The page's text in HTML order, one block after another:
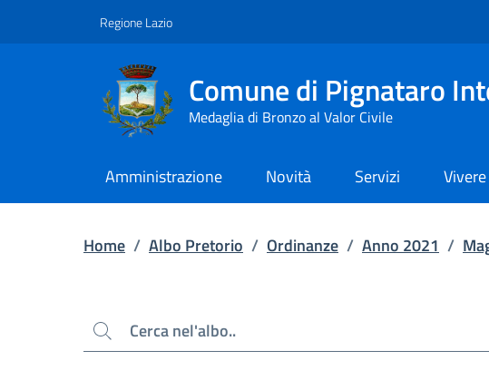
Regione Lazio
Comune di Pignataro
Medaglia di Bronzo al Valor Civile
Amministrazione Novità Servizi
Home / Albo Pretorio / Ordinanze / Anno 2021 /
Cerca